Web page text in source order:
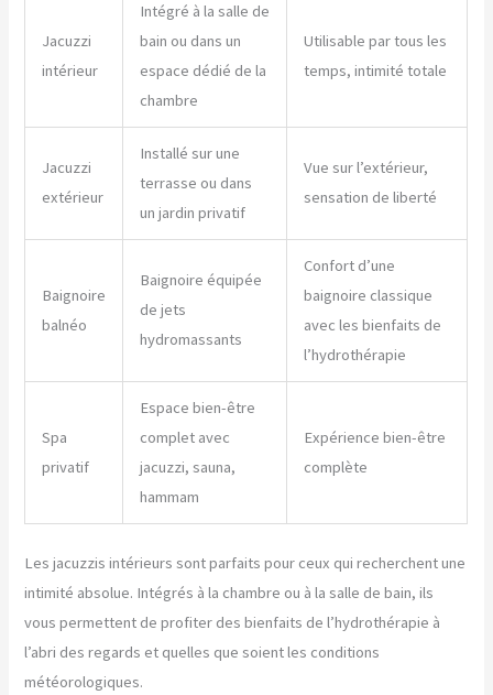
Jacuzzi
intérieur
Intégré à la salle de
bain ou dans un
espace dédié de la
chambre
Utilisable par tous les
temps, intimité totale
Jacuzzi
extérieur
Installé sur une
terrasse ou dans
un jardin privatif
Vue sur l’extérieur,
sensation de liberté
Baignoire
balnéo
Baignoire équipée
de jets
hydromassants
Confort d’une
baignoire classique
avec les bienfaits de
l’hydrothérapie
Spa
privatif
Espace bien-être
complet avec
jacuzzi, sauna,
hammam
Expérience bien-être
complète
Les jacuzzis intérieurs sont parfaits pour ceux qui recherchent une
intimité absolue. Intégrés à la chambre ou à la salle de bain, ils
vous permettent de profiter des bienfaits de l’hydrothérapie à
l’abri des regards et quelles que soient les conditions
météorologiques.